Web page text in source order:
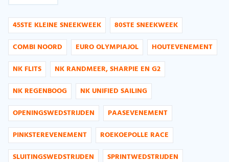
45STE KLEINE SNEEKWEEK
80STE SNEEKWEEK
COMBI NOORD
EURO OLYMPIAJOL
HOUTEVENEMENT
NK FLITS
NK RANDMEER, SHARPIE EN G2
NK REGENBOOG
NK UNIFIED SAILING
OPENINGSWEDSTRIJDEN
PAASEVENEMENT
PINKSTEREVENEMENT
ROEKOEPOLLE RACE
SLUITINGSWEDSTRIJDEN
SPRINTWEDSTRIJDEN